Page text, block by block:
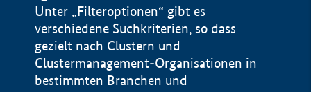
Unter „Filteroptionen“ gibt es
verschiedene Suchkriterien, so dass
gezielt nach Clustern und
Clustermanagement-Organisationen in
bestimmten Branchen und
Impressum
Datenschutzerklärung
BMWE, 2026 ©
100 km © Geobasis-DE / BKG 2015